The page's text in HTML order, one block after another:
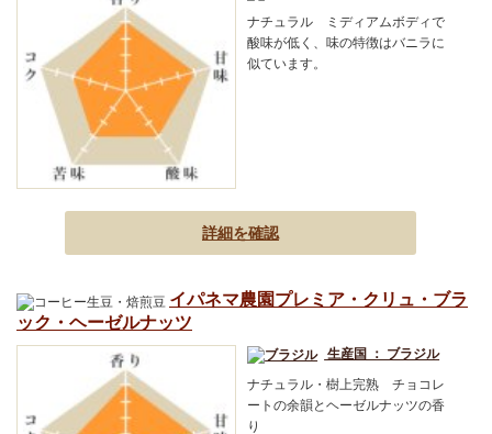
ナチュラル ミディアムボディで
酸味が低く、味の特徴はバニラに
似ています。
詳細を確認
イパネマ農園プレミア・クリュ・ブラ
ック・ヘーゼルナッツ
生産国 ： ブラジル
ナチュラル・樹上完熟 チョコレ
ートの余韻とヘーゼルナッツの香
り